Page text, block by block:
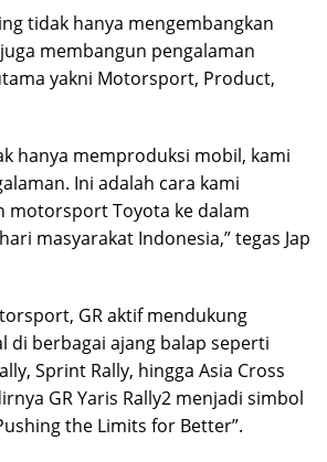
tidak hanya mengembangkan
membangun pengalaman
yakni Motorsport, Product,
hanya memproduksi mobil, kami
Ini adalah cara kami
motorsport Toyota ke dalam
masyarakat Indonesia,” tegas Jap
GR aktif mendukung
di berbagai ajang balap seperti
Sprint Rally, hingga Asia Cross
GR Yaris Rally2 menjadi simbol
the Limits for Better”.